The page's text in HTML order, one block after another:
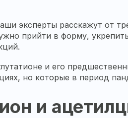
эксперты расскажут от
прийти в форму,
и его
но которые в период
и